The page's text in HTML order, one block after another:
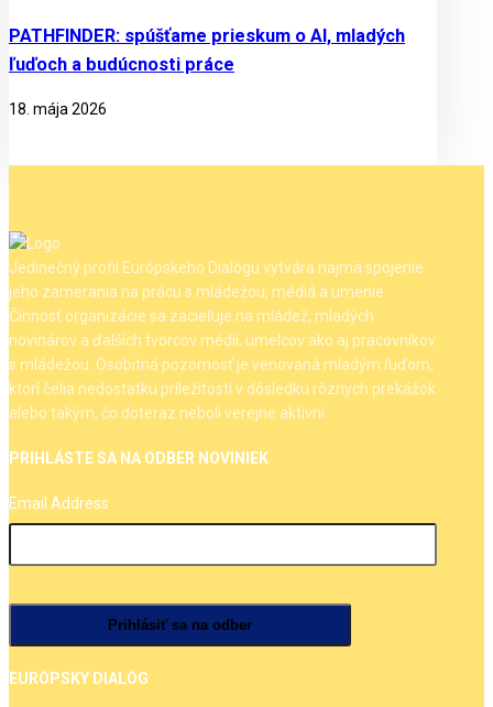
PATHFINDER: spúšťame prieskum o AI, mladých
ľuďoch a budúcnosti práce
18. mája 2026
Jedinečný profil Európskeho Dialógu vytvára najmä spojenie
jeho zamerania na prácu s mládežou, médiá a umenie.
Činnosť organizácie sa zacieľuje na mládež, mladých
novinárov a ďalších tvorcov médií, umelcov ako aj pracovníkov
s mládežou. Osobitná pozornosť je venovaná mladým ľuďom,
ktorí čelia nedostatku príležitostí v dôsledku rôznych prekážok
alebo takým, čo doteraz neboli verejne aktívni.
PRIHLÁSTE SA NA ODBER NOVINIEK
Email Address
EURÓPSKY DIALÓG